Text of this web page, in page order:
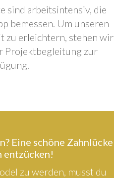
sind arbeitsintensiv, die
bemessen. Um unseren
zu erleichtern, stehen wir
Projektbegleitung zur
Eine schöne Zahnlücke
entzücken!
zu werden, musst du